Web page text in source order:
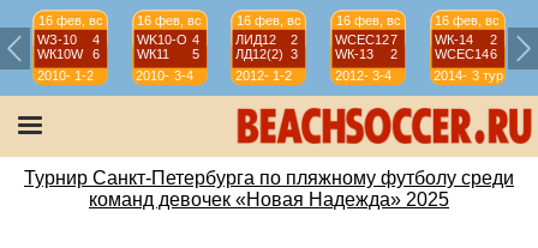
16 фев, вс
WЗ-10
4
WК10W
6
2010-
11
1-2
16 фев, вс
WK10-О 4
WК11
5
2010-
11
3-4
16 фев, вс
ЛИД12
2
ЛД12(2)
3
2012-
13
1-2
16 фев, вс
WСЕС127
WК-13
2
2012-
13
3-4
16 фев, вс
WК-14
2
WСЕС146
2014-
15
3 тур
Турнир Санкт-Петербурга по пляжному футболу среди
команд девочек «Новая Надежда» 2025